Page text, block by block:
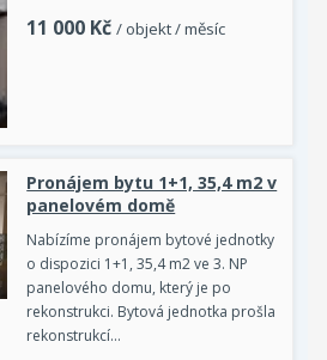
11 000 Kč / objekt / měsíc
Pronájem bytu 1+1, 35,4 m2 v
panelovém domě
Nabízíme pronájem bytové jednotky
o dispozici 1+1, 35,4 m2 ve 3. NP
panelového domu, který je po
rekonstrukci. Bytová jednotka prošla
rekonstrukcí…